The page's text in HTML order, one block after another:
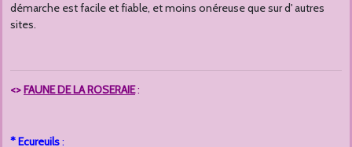
démarche est facile et fiable, et moins onéreuse que sur d' autres
sites.
<>FAUNE DE LA ROSERAIE:
* Ecureuils: